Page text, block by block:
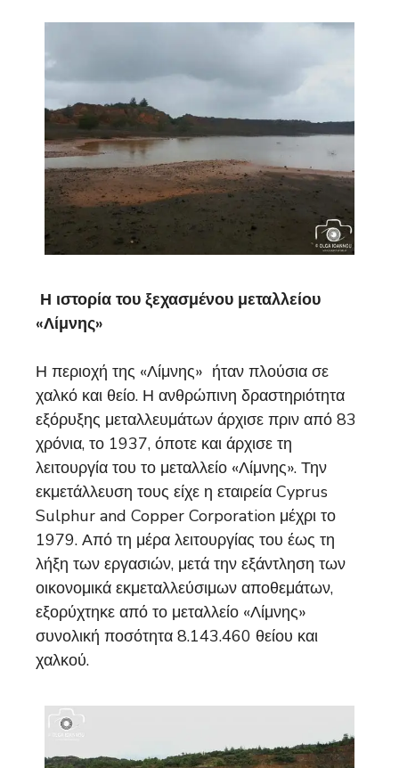
Η ιστορία του ξεχασμένου μεταλλείου
«Λίμνης»
Η περιοχή της «Λίμνης» ήταν πλούσια σε
χαλκό και θείο. Η ανθρώπινη δραστηριότητα
εξόρυξης μεταλλευμάτων άρχισε πριν από 83
χρόνια, το 1937, όποτε και άρχισε τη
λειτουργία του το μεταλλείο «Λίμνης». Την
εκμετάλλευση τους είχε η εταιρεία Cyprus
Sulphur and Copper Corporation μέχρι το
1979. Από τη μέρα λειτουργίας του έως τη
λήξη των εργασιών, μετά την εξάντληση των
οικονομικά εκμεταλλεύσιμων αποθεμάτων,
εξορύχτηκε από το μεταλλείο «Λίμνης»
συνολική ποσότητα 8.143.460 θείου και
χαλκού.